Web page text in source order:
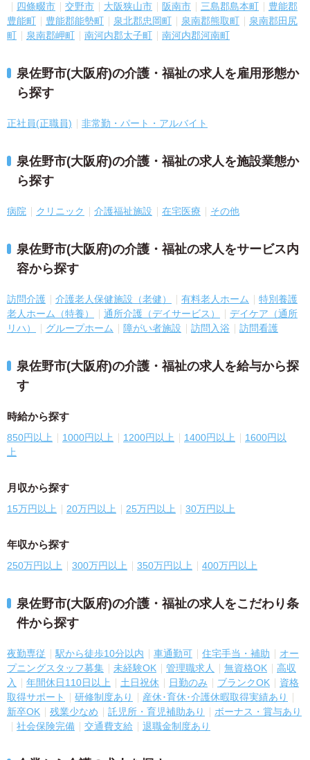
四條畷市
交野市 大阪狭山市 阪南市 三島郡島本町
豊能郡
豊能町
豊能郡能勢町 泉北郡忠岡町 泉南郡熊取町
泉南郡田尻
町
泉南郡岬町 南河内郡太子町 南河内郡河南町
泉佐野市(大阪府)の介護・福祉の求人を雇用形態か
ら探す
正社員(正職員) 非常勤・パート・アルバイト
泉佐野市(大阪府)の介護・福祉の求人を施設業態か
ら探す
病院 クリニック 介護福祉施設 在宅医療 その他
泉佐野市(大阪府)の介護・福祉の求人をサービス内
容から探す
訪問介護 介護老人保健施設（老健） 有料老人ホーム
特別養護
老人ホーム（特養）
通所介護（デイサービス）
デイケア（通所
リハ）
グループホーム 障がい者施設 訪問入浴 訪問看護
泉佐野市(大阪府)の介護・福祉の求人を給与から探
す
時給から探す
850円以上 1000円以上 1200円以上 1400円以上
1600円以
上
月収から探す
15万円以上 20万円以上 25万円以上 30万円以上
年収から探す
250万円以上 300万円以上 350万円以上 400万円以上
泉佐野市(大阪府)の介護・福祉の求人をこだわり条
件から探す
夜勤専従 駅から徒歩10分以内 車通勤可 住宅手当・補助
オー
プニングスタッフ募集
未経験OK 管理職求人 無資格OK
高収
入
年間休日110日以上 土日祝休 日勤のみ ブランクOK
資格
取得サポート
研修制度あり
産休･育休･介護休暇取得実績あり
新卒OK
残業少なめ 託児所・育児補助あり
ボーナス・賞与あり
社会保険完備
交通費支給 退職金制度あり